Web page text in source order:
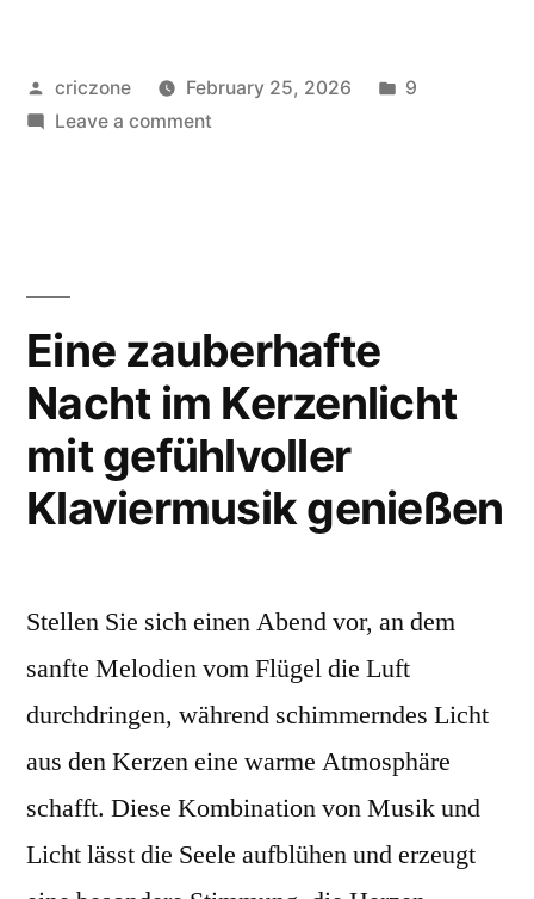
criczone February 25, 2026
9
Leave a comment
Eine zauberhafte
Nacht im Kerzenlicht
mit gefühlvoller
Klaviermusik genießen
Stellen Sie sich einen Abend vor, an dem
sanfte Melodien vom Flügel die Luft
durchdringen, während schimmerndes Licht
aus den Kerzen eine warme Atmosphäre
schafft. Diese Kombination von Musik und
Licht lässt die Seele aufblühen und erzeugt